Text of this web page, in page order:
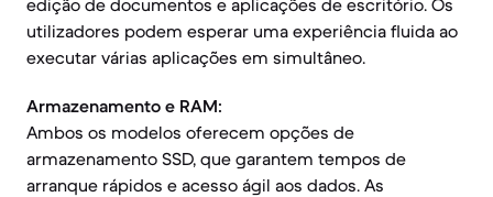
edição de documentos e aplicações de escritório. Os
utilizadores podem esperar uma experiência fluida ao
executar várias aplicações em simultâneo.
Armazenamento e RAM:
Ambos os modelos oferecem opções de
armazenamento SSD, que garantem tempos de
arranque rápidos e acesso ágil aos dados. As